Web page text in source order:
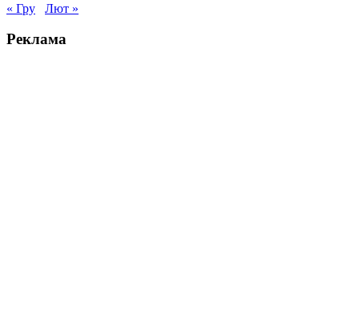
« Гру
Лют »
Реклама